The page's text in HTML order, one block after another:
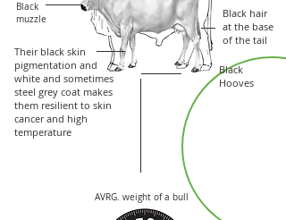
Black
muzzle
Their black skin
pigmentation and
white and sometimes
steel grey coat makes
them resilient to skin
cancer and high
temperature
Black hair
at the base
of the tail
Black
Hooves
AVRG. weight of a bull